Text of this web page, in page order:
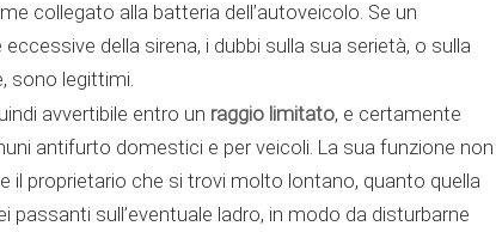
collegato alla batteria dell’autoveicolo. Se un
della sirena, i dubbi sulla sua serietà, o sulla
sono legittimi.
avvertibile entro un raggio limitato, e certamente
antifurto domestici e per veicoli. La sua funzione non
il proprietario che si trovi molto lontano, quanto quella
passanti sull’eventuale ladro, in modo da disturbarne